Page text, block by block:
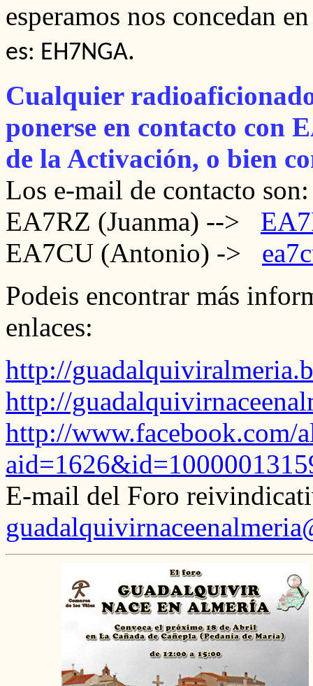
esperamos nos concedan
es: EH7NGA.
Cualquier
ponerse en contacto con
de la Activación, o bien
Los e-mail de contacto son:
EA7RZ (Juanma) -->
EA7CU (Antonio) ->
Podeis encontrar más
enlaces:
http://
http://
http://www.facebook.com/
E-mail del Foro